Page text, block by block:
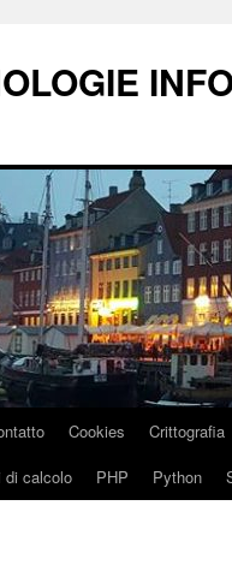
Cookies Crittografia
di calcolo PHP Python